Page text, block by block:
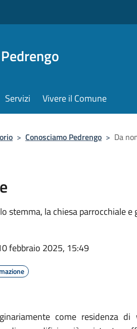
Servizi Vivere il Comune
> Conosciamo Pedrengo > Da
stemma, la chiesa parrocchiale
febbraio 2025, 15:49
come residenza di